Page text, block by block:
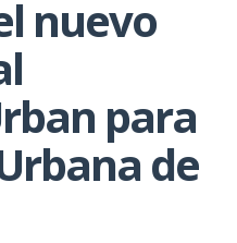
nuevo
para
de